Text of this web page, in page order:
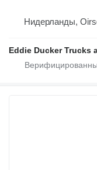
Нидерланды,
Eddie Ducker Trucks